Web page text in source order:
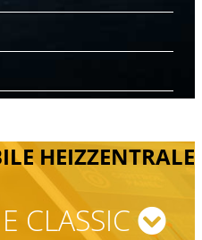
HEIZZENTRALE
CLASSIC